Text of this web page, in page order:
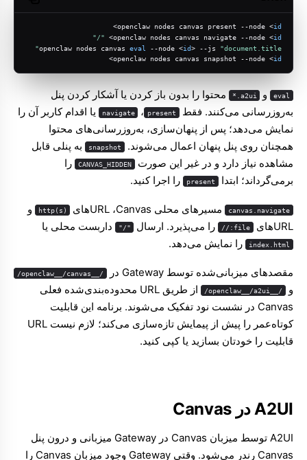
openclaw nodes canvas present --node <id
>
openclaw nodes canvas navigate --node <id
>
"/"
openclaw nodes canvas eval --node <id> --js "document.title"
openclaw nodes canvas snapshot --node <id
>
eval و a2ui.*
محتوا را بدون باز کردن یا آشکار کردن پنل
به‌روزرسانی می‌کنند. فقط
present ،‏ navigate
یا اقدام کاربر آن را
نمایش می‌دهد؛ پس از پنهان‌سازی، به‌روزرسانی‌های محتوا
همچنان روی پنل پنهان اعمال می‌شوند.
snapshot به پنلی قابل
مشاهده نیاز دارد و در غیر این صورت
CANVAS_HIDDEN را
برمی‌گرداند؛ ابتدا
present را اجرا کنید.
canvas.navigate مسیرهای محلی Canvas،‏ URLهای http(s)
و
URLهای
file:// را می‌پذیرد. ارسال "/" داربست محلی یا
index.html را نمایش می‌دهد.
مقصدهای میزبانی‌شده توسط Gateway در /__openclaw__/canvas/
و /__openclaw__/a2ui/
از طریق URL محدوده‌بندی‌شده فعلی
Canvas در نشست نود تفکیک می‌شوند. برنامه این قابلیت
کوتاه‌عمر را پیش از پیمایش تازه‌سازی می‌کند؛ لازم نیست URL
قابلیت را خودتان بسازید یا کپی کنید.
A2UI در Canvas
A2UI توسط میزبان Canvas در Gateway میزبانی و درون پنل
Canvas رندر می‌شود. وقتی Gateway وجود میزبان Canvas را